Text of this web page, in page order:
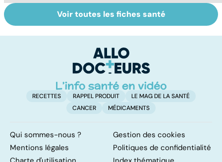
Burn-out :
l'épuisement
Vivre après un
cancer
Voir toutes les fiches santé
RECETTES RAPPEL PRODUIT
LE MAG DE LA SANTÉ
CANCER
MÉDICAMENTS
Qui sommes-nous ?
Gestion des cookies
Mentions légales
Politiques de confidentialité